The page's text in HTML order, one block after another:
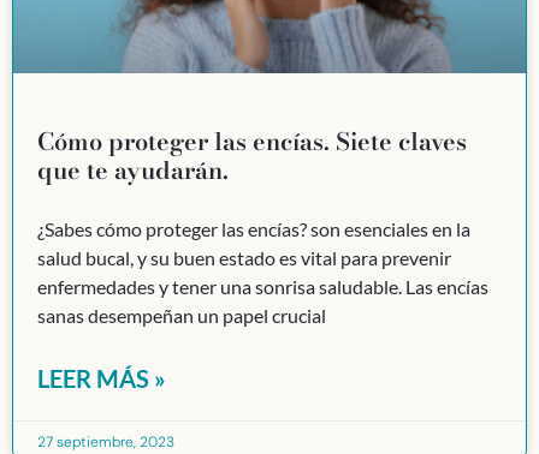
Cómo proteger las encías. Siete claves
que te ayudarán.
¿Sabes cómo proteger las encías? son esenciales en la
salud bucal, y su buen estado es vital para prevenir
enfermedades y tener una sonrisa saludable. Las encías
sanas desempeñan un papel crucial
LEER MÁS »
27 septiembre, 2023